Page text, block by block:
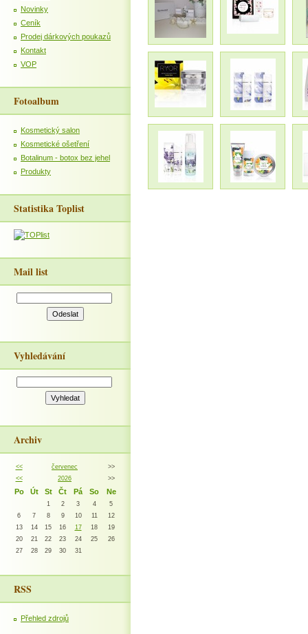
Novinky
Ceník
Prodej dárkových poukazů
Kontakt
VOP
Fotoalbum
Kosmetický salon
Kosmetické ošetření
Botalinum - botox bez jehel
Produkty
Statistika Toplist
Mail list
Vyhledávání
Archiv
<< červenec
>>
<<
2026 >>
Po Út St Čt Pá So Ne
1 2 3 4
5
6
7 8 9 10 11
12
13
14 15 16 17 18
19
20
21 22 23 24 25
26
27
28 29 30 31
RSS
Přehled zdrojů